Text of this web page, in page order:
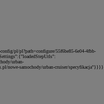
pl/pl?path=configure/55f6be85-6e04-4fbb-
urban-
nowe-samochody/urban-cruiser/specyfikacja"}}}}